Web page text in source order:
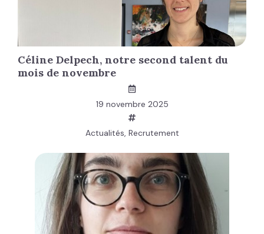
Céline Delpech, notre second talent du
mois de novembre
19 novembre 2025
Actualités, Recrutement